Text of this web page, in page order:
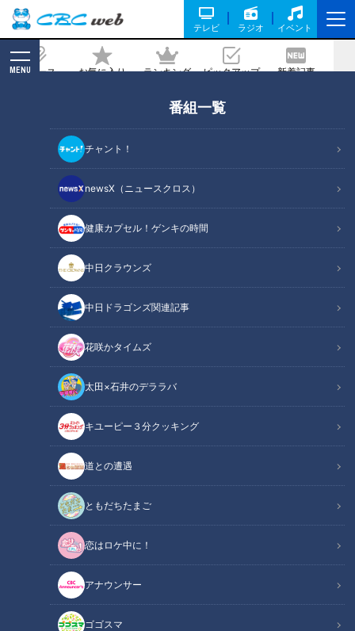
テレビ ラジオ イベント
ニュース お気に入り ランキング ピックアップ 新着記事
MENU
番組一覧
チャント！
newsX（ニュースクロス）
健康カプセル！ゲンキの時間
中日クラウンズ
中日ドラゴンズ関連記事
花咲かタイムズ
太田×石井のデララバ
キユーピー３分クッキング
道との遭遇
ともだちたまご
恋はロケ中に！
アナウンサー
ゴゴスマ
ズ藤嶋健人「今年“も”なんでもする！」
記事に戻る
「サンデードラゴンズ」より藤嶋健人投手(C)CBCテレビ
この記事の画像